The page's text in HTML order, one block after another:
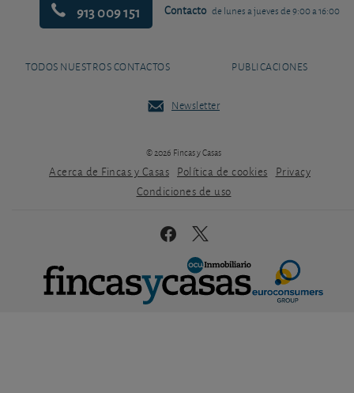
913 009 151 Contacto de lunes a jueves de 9:00 a 16:00
TODOS NUESTROS CONTACTOS PUBLICACIONES
Newsletter
© 2026 Fincas y Casas
Acerca de Fincas y Casas Política de cookies
Privacy
Condiciones de uso